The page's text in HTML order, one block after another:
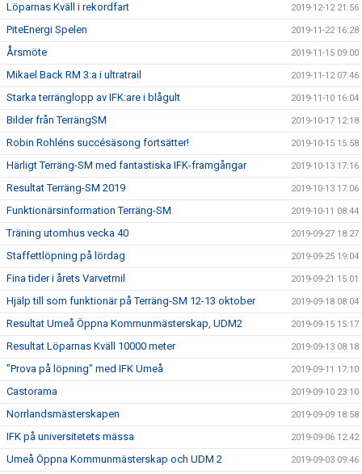
Löparnas Kväll i rekordfart 2019-12-12 21:56
PiteEnergi Spelen 2019-11-22 16:28
Årsmöte 2019-11-15 09:00
Mikael Back RM 3:a i ultratrail 2019-11-12 07:46
Starka terränglopp av IFK:are i blågult 2019-11-10 16:04
Bilder från TerrängSM 2019-10-17 12:18
Robin Rohléns succésäsong fortsätter! 2019-10-15 15:58
Härligt Terräng-SM med fantastiska IFK-framgångar 2019-10-13 17:16
Resultat Terräng-SM 2019 2019-10-13 17:06
Funktionärsinformation Terräng-SM 2019-10-11 08:44
Träning utomhus vecka 40 2019-09-27 18:27
Staffettlöpning på lördag 2019-09-25 19:04
Fina tider i årets Varvetmil 2019-09-21 15:01
Hjälp till som funktionär på Terräng-SM 12-13 oktober 2019-09-18 08:04
Resultat Umeå Öppna Kommunmästerskap, UDM2 2019-09-15 15:17
Resultat Löparnas Kväll 10000 meter 2019-09-13 08:18
"Prova på löpning" med IFK Umeå 2019-09-11 17:10
Castorama 2019-09-10 23:10
Norrlandsmästerskapen 2019-09-09 18:58
IFK på universitetets mässa 2019-09-06 12:42
Umeå Öppna Kommunmästerskap och UDM 2 2019-09-03 09:46